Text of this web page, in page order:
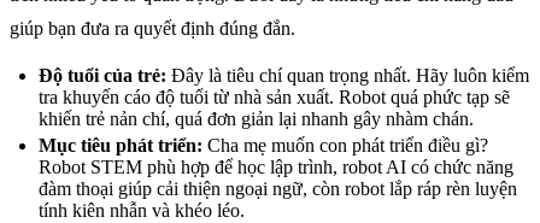
giúp bạn đưa ra quyết định đúng đắn.
Độ tuổi của trẻ: Đây là tiêu chí quan trọng nhất. Hãy luôn kiểm
tra khuyến cáo độ tuổi từ nhà sản xuất. Robot quá phức tạp sẽ
khiến trẻ nản chí, quá đơn giản lại nhanh gây nhàm chán.
Mục tiêu phát triển: Cha mẹ muốn con phát triển điều gì?
Robot STEM phù hợp để học lập trình, robot AI có chức năng
đàm thoại giúp cải thiện ngoại ngữ, còn robot lắp ráp rèn luyện
tính kiên nhẫn và khéo léo.